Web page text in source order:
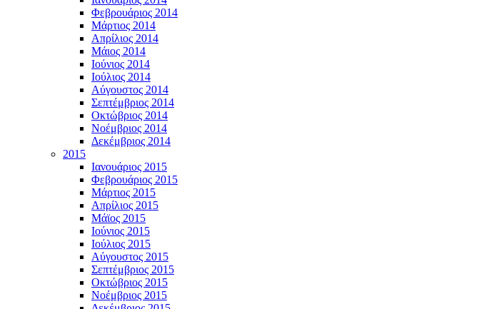
Φεβρουάριος 2014
Μάρτιος 2014
Απρίλιος 2014
Μάιος 2014
Ιούνιος 2014
Ιούλιος 2014
Αύγουστος 2014
Σεπτέμβριος 2014
Οκτώβριος 2014
Νοέμβριος 2014
Δεκέμβριος 2014
2015
Ιανουάριος 2015
Φεβρουάριος 2015
Μάρτιος 2015
Απρίλιος 2015
Μάϊος 2015
Ιούνιος 2015
Ιούλιος 2015
Αύγουστος 2015
Σεπτέμβριος 2015
Οκτώβριος 2015
Νοέμβριος 2015